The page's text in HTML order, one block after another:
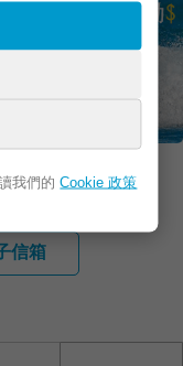
我們的Cookie 政策
地址
信箱